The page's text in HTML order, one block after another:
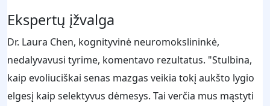
Ekspertų įžvalga
Dr. Laura Chen, kognityvinė neuromokslininkė,
nedalyvavusi tyrime, komentavo rezultatus. "Stulbina,
kaip evoliuciškai senas mazgas veikia tokį aukšto lygio
elgesį kaip selektyvus dėmesys. Tai verčia mus mąstyti